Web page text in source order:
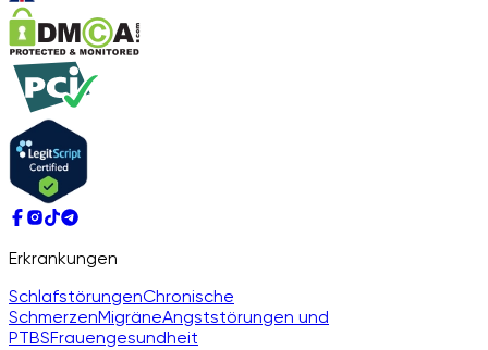
Erkrankungen
SchlafstörungenChronische
SchmerzenMigräneAngststörungen und
PTBSFrauengesundheit